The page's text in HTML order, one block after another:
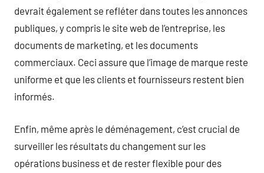
devrait également se refléter dans toutes les annonces
publiques, y compris le site web de l’entreprise, les
documents de marketing, et les documents
commerciaux. Ceci assure que l’image de marque reste
uniforme et que les clients et fournisseurs restent bien
informés.
Enfin, même après le déménagement, c’est crucial de
surveiller les résultats du changement sur les
opérations business et de rester flexible pour des